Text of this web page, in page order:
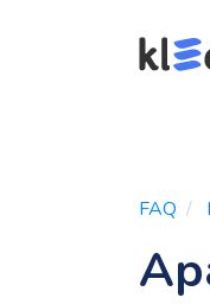
FAQ